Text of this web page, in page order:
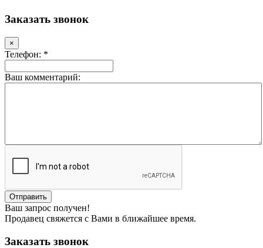
Заказать звонок
×
Телефон: *
Ваш комментарий:
Ваш запрос получен!
Продавец свяжется с Вами в ближайшее время.
Заказать звонок